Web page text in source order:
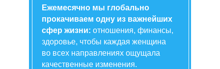
Ежемесячно мы глобально
прокачиваем одну из важнейших
сфер жизни: отношения, финансы,
здоровье, чтобы каждая женщина
во всех направлениях ощущала
качественные изменения.